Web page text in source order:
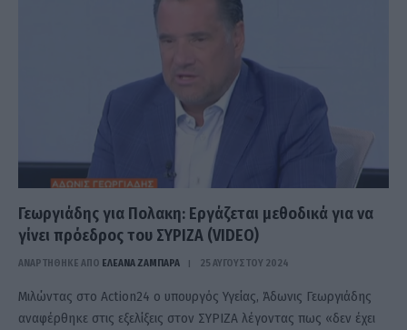
Γεωργιάδης για Πολακη: Εργάζεται μεθοδικά για να
γίνει πρόεδρος του ΣΥΡΙΖΑ (VIDEO)
ΑΝΑΡΤΗΘΗΚΕ ΑΠΟ ΕΛΕΑΝΑ ΖΑΜΠΑΡΑ 25 ΑΥΓΟΎΣΤΟΥ 2024
Μιλώντας στο Action24 o υπουργός Υγείας, Άδωνις Γεωργιάδης
αναφέρθηκε στις εξελίξεις στον ΣΥΡΙΖΑ λέγοντας πως «δεν έχει